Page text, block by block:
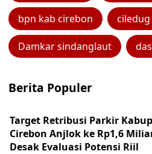
bpn kab cirebon
Damkar sindanglaut
Berita Populer
Target Retribusi Parkir
Cirebon Anjlok ke Rp1,6
Desak Evaluasi Potensi Riil